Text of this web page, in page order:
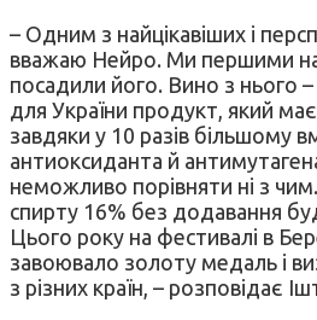
– Одним з найцікавіших і
вважаю Нейро. Ми першими на
посадили його. Вино з нього
для України продукт, який
завдяки у 10 разів більшому
антиоксиданта й
неможливо порівняти ні з
спирту 16% без додавання
Цього року на фестивалі в
завоювало золоту медаль і
з різних країн, – розповідає